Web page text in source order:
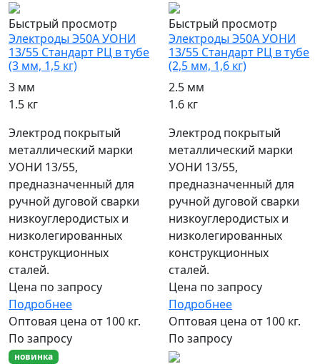
Быстрый просмотр
Электроды Э50А УОНИ
13/55 Стандарт РЦ в тубе
(3 мм, 1,5 кг)
3 мм
1.5 кг
Электрод покрытый
металлический марки
УОНИ 13/55,
предназначенный для
ручной дуговой сварки
низкоуглеродистых и
низколегированных
конструкционных
сталей.
Цена по запросу
Подробнее
Оптовая цена от 100 кг.
По запросу
Быстрый просмотр
Электроды Э50А УОНИ
13/55 Стандарт РЦ в тубе
(2,5 мм, 1,6 кг)
2.5 мм
1.6 кг
Электрод покрытый
металлический марки
УОНИ 13/55,
предназначенный для
ручной дуговой сварки
низкоуглеродистых и
низколегированных
конструкционных
сталей.
Цена по запросу
Подробнее
Оптовая цена от 100 кг.
По запросу
новинка